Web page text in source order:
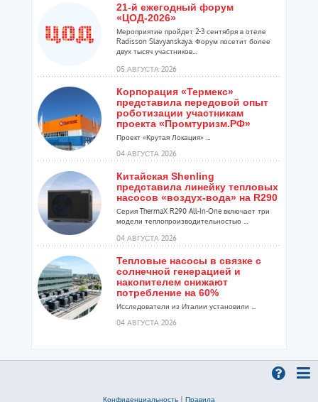
21-й ежегодный форум
«ЦОД-2026»
Мероприятие пройдет 2-3 сентября в отеле
Radisson Slavyanskaya. Форум посетит более
двух тысяч участников...
05 АВГУСТА 2026
Корпорация «Термекс»
представила передовой опыт
роботизации участникам
проекта «Промтуризм.РФ»
Проект «Крутая Локация» ...
04 АВГУСТА 2026
Китайская Shenling
представила линейку тепловых
насосов «воздух-вода» на R290
Серия ThermaX R290 All-In-One включает три
модели теплопроизводительностью ...
04 АВГУСТА 2026
Тепловые насосы в связке с
солнечной генерацией и
накопителем снижают
потребление на 60%
Исследователи из Италии установили ...
04 АВГУСТА 2026
Конфиденциальность | Правила